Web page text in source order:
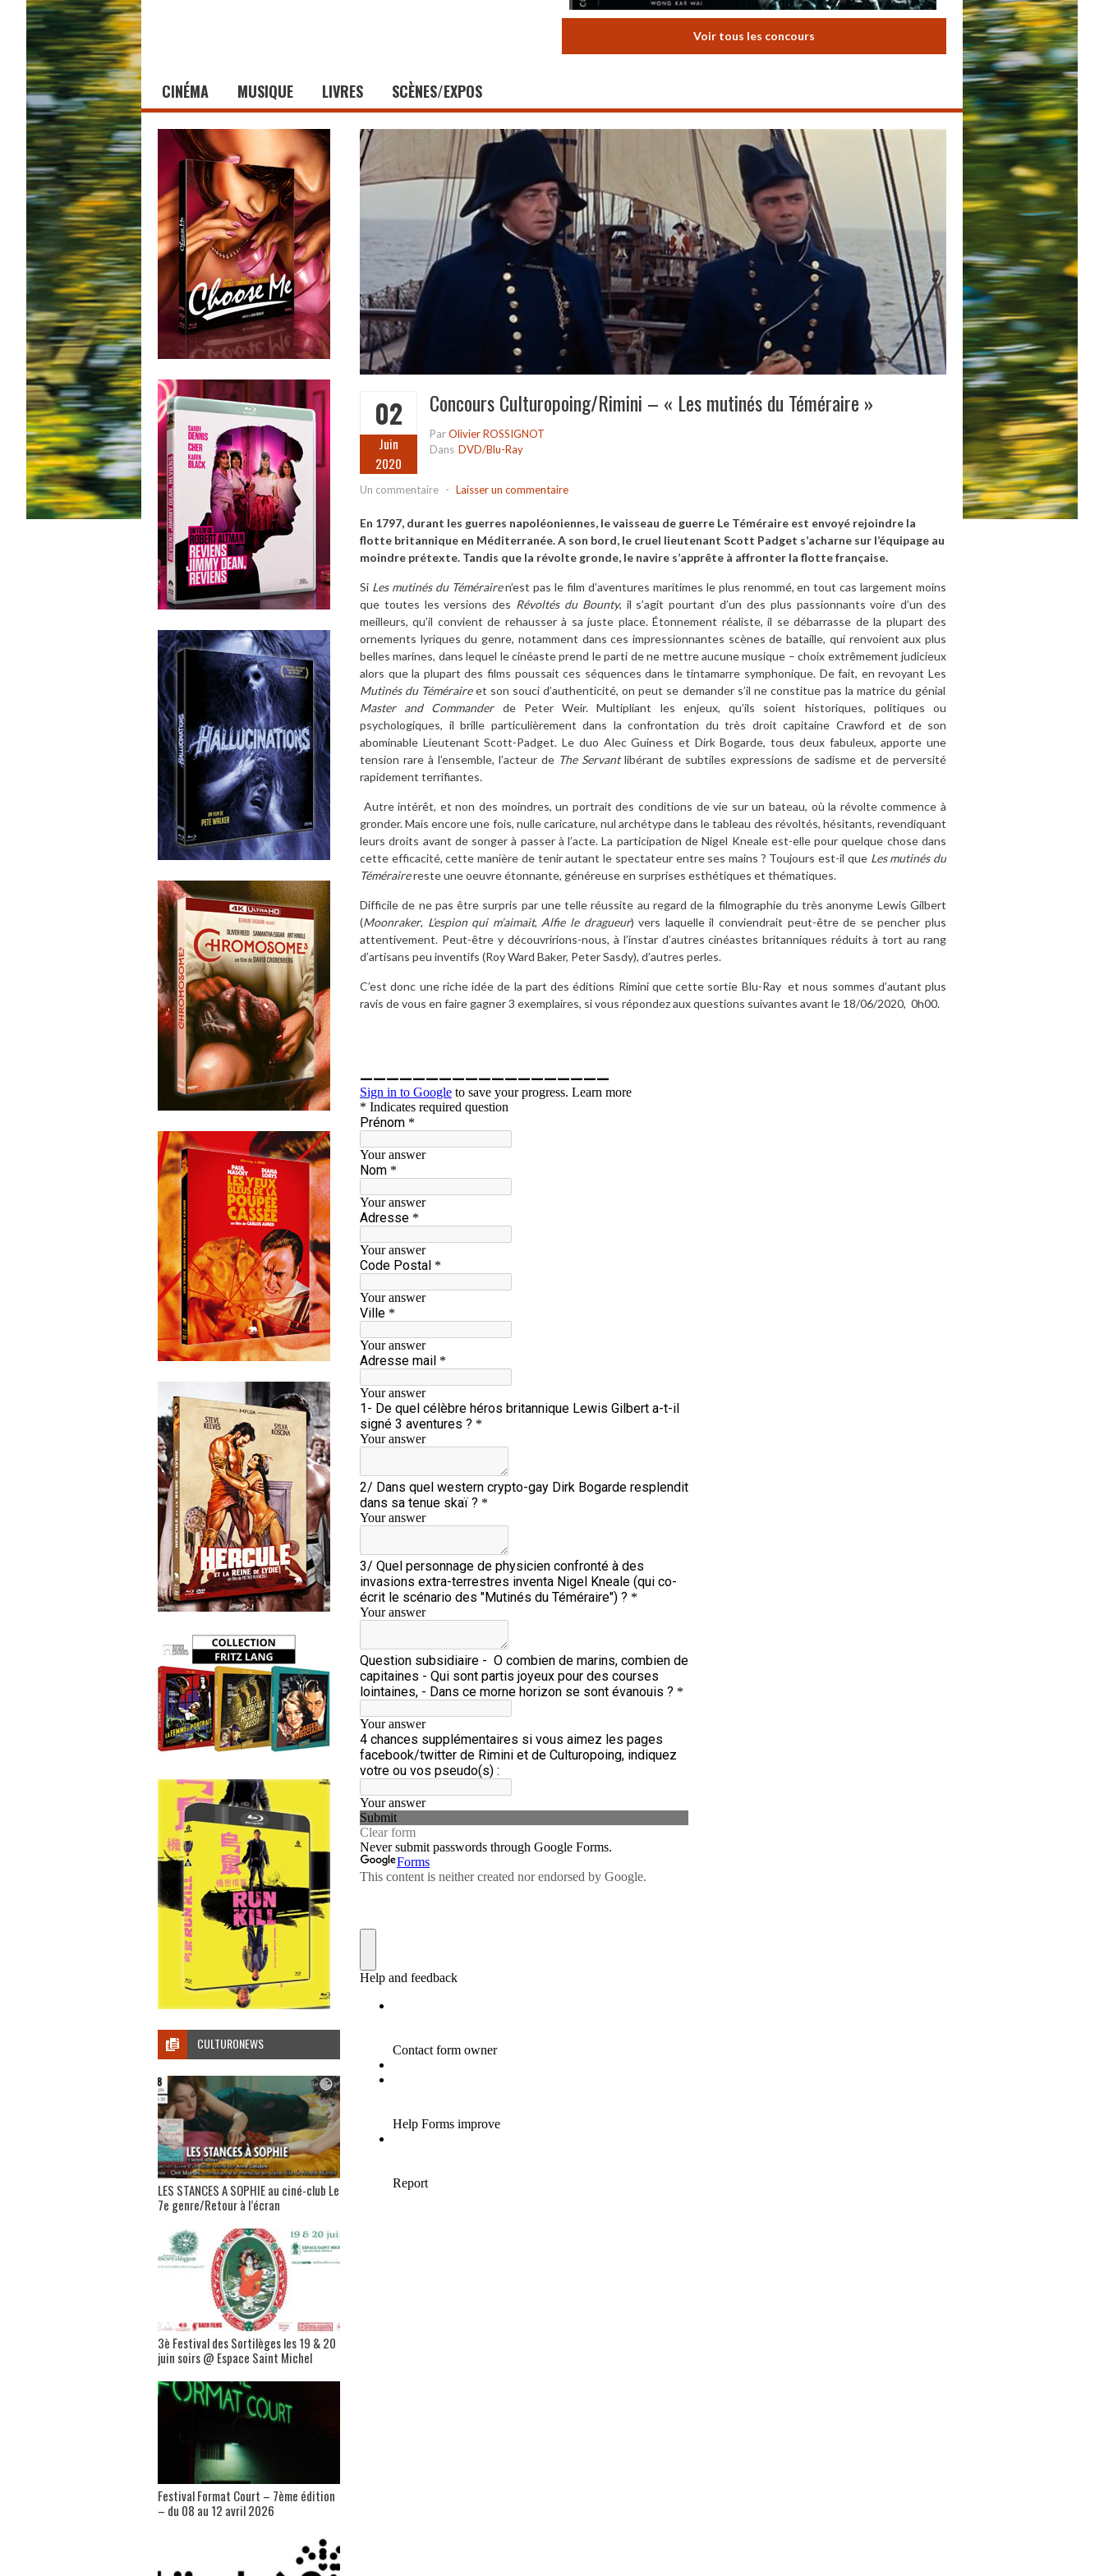
Voir tous les concours
CINÉMA MUSIQUE LIVRES SCÈNES/EXPOS
02
Juin
2020
Concours Culturopoing/Rimini – « Les mutinés du Téméraire »
ParOlivier ROSSIGNOT
Dans DVD/Blu-Ray
Un commentaire - Laisser un commentaire
En 1797, durant les guerres napoléoniennes, le vaisseau de guerre Le Téméraire est envoyé rejoindre la
flotte britannique en Méditerranée. A son bord, le cruel lieutenant Scott Padget s’acharne sur l’équipage au
moindre prétexte. Tandis que la révolte gronde, le navire s’apprête à affronter la flotte française.
Si Les mutinés du Témérairen’est pas le film d’aventures maritimes le plus renommé, en tout cas largement moins
que toutes les versions des Révoltés du Bounty, il s’agit pourtant d’un des plus passionnants voire d’un des
meilleurs, qu’il convient de rehausser à sa juste place. Étonnement réaliste, il se débarrasse de la plupart des
ornements lyriques du genre, notamment dans ces impressionnantes scènes de bataille, qui renvoient aux plus
belles marines, dans lequel le cinéaste prend le parti de ne mettre aucune musique – choix extrêmement judicieux
alors que la plupart des films poussait ces séquences dans le tintamarre symphonique. De fait, en revoyant Les
Mutinés du Téméraireet son souci d’authenticité, on peut se demander s’il ne constitue pas la matrice du génial
Master and Commanderde Peter Weir. Multipliant les enjeux, qu’ils soient historiques, politiques ou
psychologiques, il brille particulièrement dans la confrontation du très droit capitaine Crawford et de son
abominable Lieutenant Scott-Padget. Le duo Alec Guiness et Dirk Bogarde, tous deux fabuleux, apporte une
tension rare à l’ensemble, l’acteur de The Servantlibérant de subtiles expressions de sadisme et de perversité
rapidement terrifiantes.
Autre intérêt, et non des moindres, un portrait des conditions de vie sur un bateau, où la révolte commence à
gronder. Mais encore une fois, nulle caricature, nul archétype dans le tableau des révoltés, hésitants, revendiquant
leurs droits avant de songer à passer à l’acte. La participation de Nigel Kneale est-elle pour quelque chose dans
cette efficacité, cette manière de tenir autant le spectateur entre ses mains ? Toujours est-il que Les mutinés du
Témérairereste une oeuvre étonnante, généreuse en surprises esthétiques et thématiques.
Difficile de ne pas être surpris par une telle réussite au regard de la filmographie du très anonyme Lewis Gilbert
(Moonraker, L’espion qui m’aimait, Alfie le dragueur) vers laquelle il conviendrait peut-être de se pencher plus
attentivement. Peut-être y découvririons-nous, à l’instar d’autres cinéastes britanniques réduits à tort au rang
d’artisans peu inventifs (Roy Ward Baker, Peter Sasdy), d’autres perles.
C’est donc une riche idée de la part des éditions Rimini que cette sortie Blu-Ray et nous sommes d’autant plus
ravis de vous en faire gagner 3 exemplaires, si vous répondez aux questions suivantes avant le 18/06/2020, 0h00.
CULTURONEWS
LES STANCES A SOPHIE au ciné-club Le
7e genre/Retour à l’écran
3è Festival des Sortilèges les 19 & 20
juin soirs @ Espace Saint Michel
Festival Format Court – 7ème édition
– du 08 au 12 avril 2026